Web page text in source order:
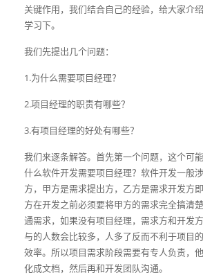
关键作用，我们结合自己的经验，给大家介
学习下。
我们先提出几个问题：
1.为什么需要项目经理？
2.项目经理的职责有哪些？
3.有项目经理的好处有哪些？
我们来逐条解答。首先第一个问题，这个可
什么软件开发需要项目经理？软件开发一般
方，甲方是需求提出方，乙方是需求开发方
方在开发之前必须要将甲方的需求完全搞清
通需求，如果没有项目经理，需求方和开发
与的人数会比较多，人多了反而不利于项目
效率。所以项目需求阶段需要有专人负责，
化成文档，然后再和开发团队沟通。